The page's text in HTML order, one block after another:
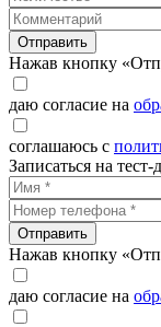
Отправить
Нажав кнопку
даю согласие на
соглашаюсь с
Записаться на тест-
Отправить
Нажав кнопку
даю согласие на